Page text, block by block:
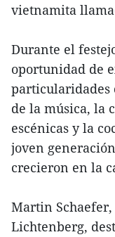
vietnamita
Durante el
oportunidad de
particularidades
de la música, la
escénicas y la
joven
crecieron en la
Martin
Lichtenberg,